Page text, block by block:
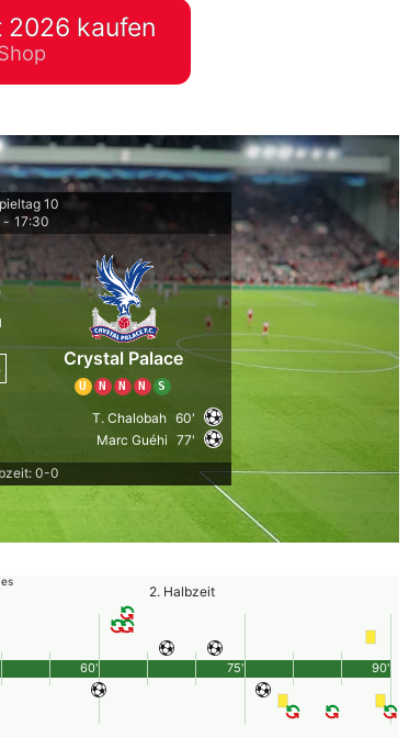
– kostenlos
ausfüllen
2026 kaufen
10
- 17:30
Crystal Palace
U N N N S
T. Chalobah 60'
Marc Guéhi
77'
0-0
2. Halbzeit
90'
60' 75'